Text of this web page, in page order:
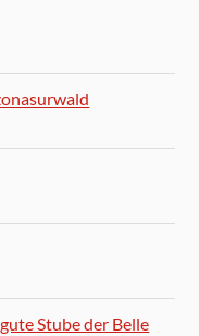
Stube der Belle